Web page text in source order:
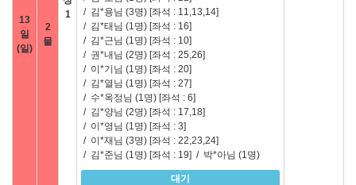
13
일
(일)
2
물
1
/ 김*용님 (3명) [좌석 : 11,13,14]
/ 김*태님 (1명) [좌석 : 16]
/ 김*근님 (1명) [좌석 : 10]
/ 권*내님 (2명) [좌석 : 25,26]
/ 이*기님 (1명) [좌석 : 20]
/ 김*열님 (1명) [좌석 : 27]
/ 수*옥정님 (1명) [좌석 : 6]
/ 김*양님 (2명) [좌석 : 17,18]
/ 이*영님 (1명) [좌석 : 3]
/ 이*재님 (3명) [좌석 : 22,23,24]
/ 김*준님 (1명) [좌석 : 19] / 박*아님 (1명)
대기